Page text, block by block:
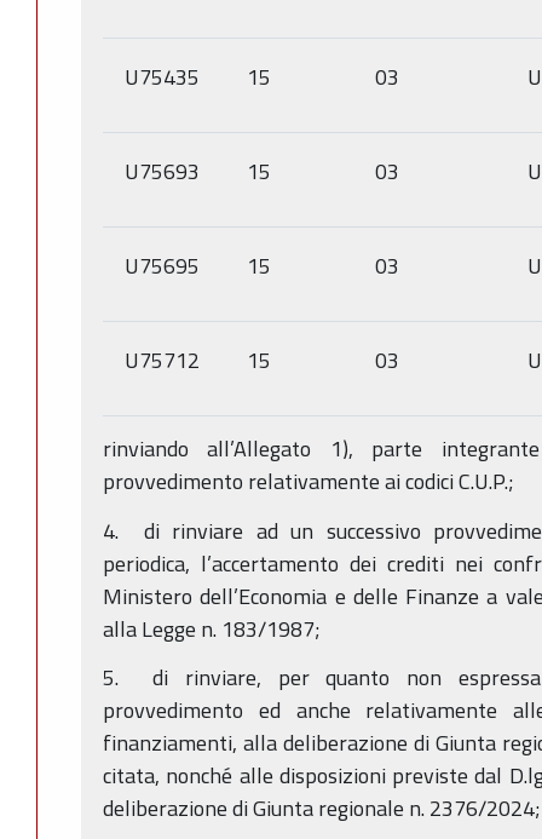
U75435 15 03
U75693 15 03
U75695 15 03
U75712 15 03
rinviando all’Allegato 1), parte
provvedimento relativamente ai codici C.U.P.;
4. di rinviare ad un successivo
periodica, l’accertamento dei crediti nei
Ministero dell’Economia e delle Finanze a
alla Legge n. 183/1987;
5. di rinviare, per quanto non
provvedimento ed anche relativamente
finanziamenti, alla deliberazione di Giunta
citata, nonché alle disposizioni previste dal
deliberazione di Giunta regionale n. 2376/2024;